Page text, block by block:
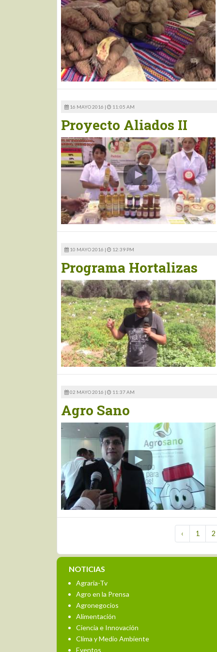
16 MAYO 2016 | 11:05 AM
Proyecto Aliados II
10 MAYO 2016 | 12:39 PM
Programa Hortalizas
02 MAYO 2016 | 11:37 AM
Agro Sano
‹ 1 2
NOTICIAS
Agraria-Tv
Agro en la Prensa
Agronegocios
Alimentación
Ciencia e Innovación
Clima y Medio Ambiente
Eventos